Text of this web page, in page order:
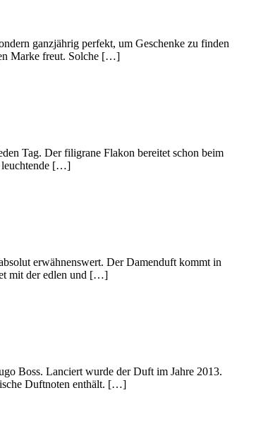
ganzjährig perfekt, um Geschenke zu finden
Marke freut. Solche […]
Tag. Der filigrane Flakon bereitet schon beim
leuchtende […]
erwähnenswert. Der Damenduft kommt in
mit der edlen und […]
Boss. Lanciert wurde der Duft im Jahre 2013.
Duftnoten enthält. […]